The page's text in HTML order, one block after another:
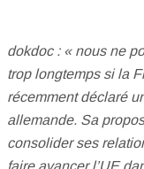
dokdoc : « nous ne
trop longtemps si la
récemment déclaré
allemande. Sa
consolider ses
faire avancer l’UE